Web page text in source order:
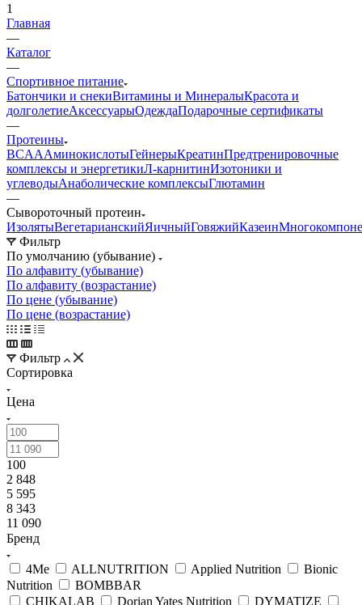
1
Главная
—
Каталог
—
Спортивное питание
Батончики и снекиВитамины и МинералыКрасота и
долголетиеАксессуарыОдеждаПодарочные сертификаты
—
Протеины
BCAAАминокислотыГейнерыКреатинПредтренировочные
комплексы и энергетикиЛ-карнитинИзотоники и
углеводыАнаболические комплексыГлютамин
—
Сывороточный протеин
ИзолятыВегетарианскийЯичныйГовяжийКазеин
Фильтр
По умолчанию (убывание)
По алфавиту (убывание)
По алфавиту (возрастание)
По цене (убывание)
По цене (возрастание)
Фильтр
Сортировка
Цена
100
2 848
5 595
8 343
11 090
Бренд
4Me ALLNUTRITION Applied Nutrition
Bionic
Nutrition
BOMBBAR
CHIKALAB
Dorian Yates Nutrition
DYMATIZE